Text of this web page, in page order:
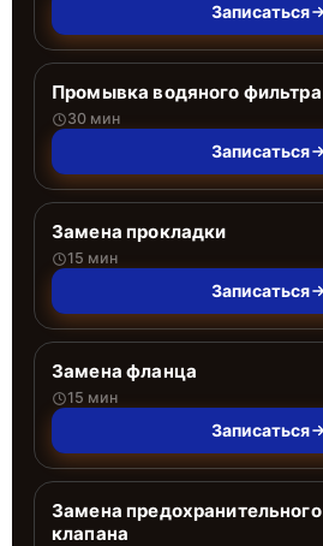
Записаться
Промывка водяного фильтра
30 мин
Записаться
Замена прокладки
15 мин
Записаться
Замена фланца
15 мин
Записаться
Замена предохранительного
клапана